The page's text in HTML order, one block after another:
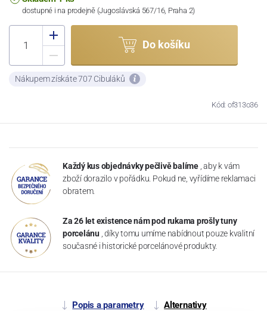
dostupné i na prodejně (Jugoslávská 567/16, Praha 2)
Do košíku
Nákupem získáte 707 Cibuláků
Kód: of313o36
Každý kus objednávky pečlivě balíme , aby k vám
zboží dorazilo v pořádku. Pokud ne, vyřídíme reklamaci
obratem.
Za 26 let existence nám pod rukama prošly tuny
porcelánu , díky tomu umíme nabídnout pouze kvalitní
současné i historické porcelánové produkty.
Popis a parametry Alternativy